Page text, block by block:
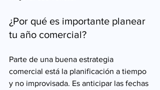
¿Por qué es importante planear
tu año comercial?
Parte de una buena estrategia
comercial está la planificación a tiempo
y no improvisada. Es anticipar las fechas